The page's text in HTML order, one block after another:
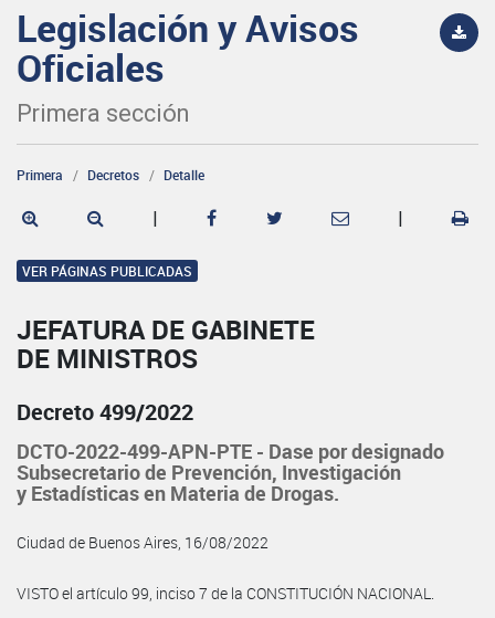
Legislación y Avisos
Oficiales
Primera sección
Primera Decretos Detalle
| |
VER PÁGINAS PUBLICADAS
JEFATURA DE GABINETE
DE MINISTROS
Decreto 499/2022
DCTO-2022-499-APN-PTE - Dase por designado
Subsecretario de Prevención, Investigación
y Estadísticas en Materia de Drogas.
Ciudad de Buenos Aires, 16/08/2022
VISTO el artículo 99, inciso 7 de la CONSTITUCIÓN NACIONAL.